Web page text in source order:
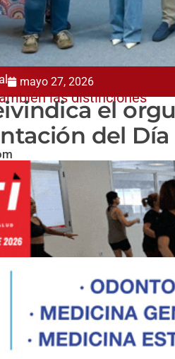
mayo 27, 2026
las distinciones
el
del